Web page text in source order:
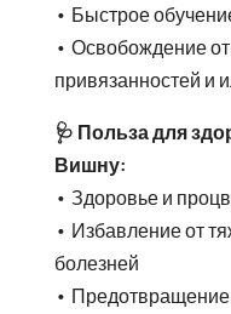
• Быстрое
• Освобождение
привязанностей и
🩺 Польза для
Вишну:
• Здоровье и
• Избавление от
болезней
• Предотвращение